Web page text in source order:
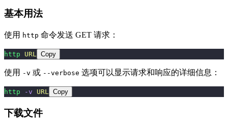
基本用法
使用 http 命令发送 GET 请求：
http URL Copy
使用 -v 或 --verbose 选项可以显示请求和响应的详细信息：
http -v URL Copy
下载文件